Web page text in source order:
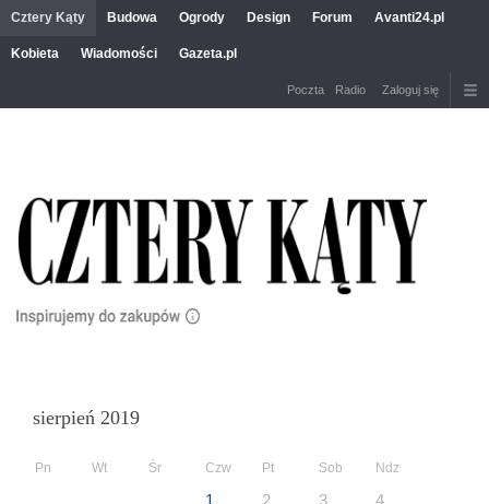
Cztery Kąty Budowa Ogrody Design Forum Avanti24.pl
Kobieta Wiadomości Gazeta.pl
Poczta Radio Zaloguj się
sierpień 2019
Pn Wt Śr Czw Pt Sob Ndz
1 2 3 4